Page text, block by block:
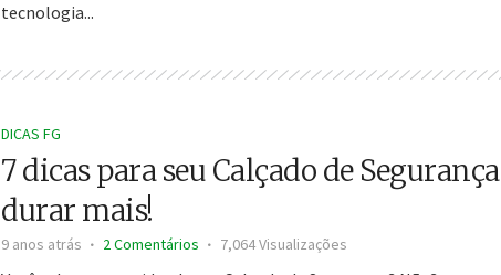
tecnologia...
DICAS FG
7 dicas para seu Calçado de Segurança
durar mais!
9 anos atrás 2 Comentários 7,064 Visualizações